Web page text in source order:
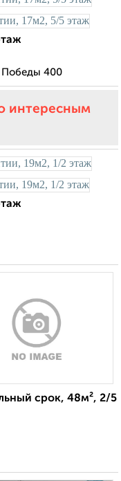
Победы 400
интересным
срок, 48м², 2/5